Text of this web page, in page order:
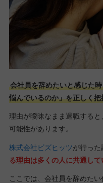
会社員を辞めたいと感じた
悩んでいるのか」を正しく
理由が曖昧なまま退職する
可能性があります。
株式会社ビズヒッツが行った
る理由は多くの人に共通して
ここでは、会社員を辞めた